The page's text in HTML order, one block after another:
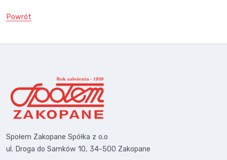
Powrót
Społem Zakopane Spółka z o.o
ul. Droga do Samków 10, 34-500 Zakopane